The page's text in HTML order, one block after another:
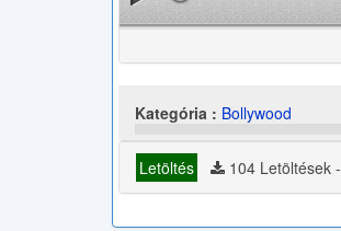
Kategória : Bollywood
Letöltés 104 Letöltések -